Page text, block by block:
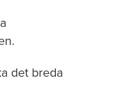
det breda